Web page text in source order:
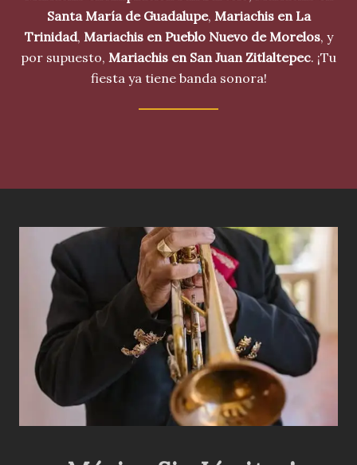
Santa María de Guadalupe, Mariachis en La
Trinidad, Mariachis en Pueblo Nuevo de Morelos, y
por supuesto, Mariachis en San Juan Zitlaltepec. ¡Tu
fiesta ya tiene banda sonora!